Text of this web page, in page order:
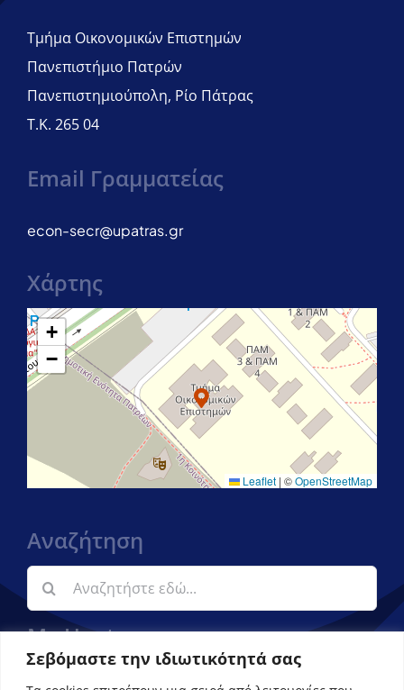
Σεβόμαστε την ιδιωτικότητά σας
Τμήμα Οικονομικών Επιστημών
Πανεπιστήμιο Πατρών
Πανεπιστημιούπολη, Ρίο Πάτρας
Τ.Κ. 265 04
Email Γραμματείας
econ-secr@upatras.gr
Χάρτης
+
−
Leaflet | ©OpenStreetMap
Αναζήτηση
Αναζήτηση
για:
My Upatras
Εφαρμογή ενημέρωσης φοιτητών